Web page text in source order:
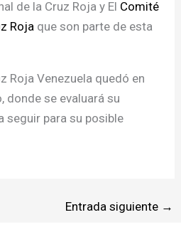
de la Cruz Roja y El Comité
Roja que son parte de esta
Roja Venezuela quedó en
donde se evaluará su
seguir para su posible
Entrada siguiente →